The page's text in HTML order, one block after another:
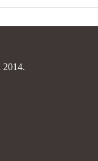
2014.